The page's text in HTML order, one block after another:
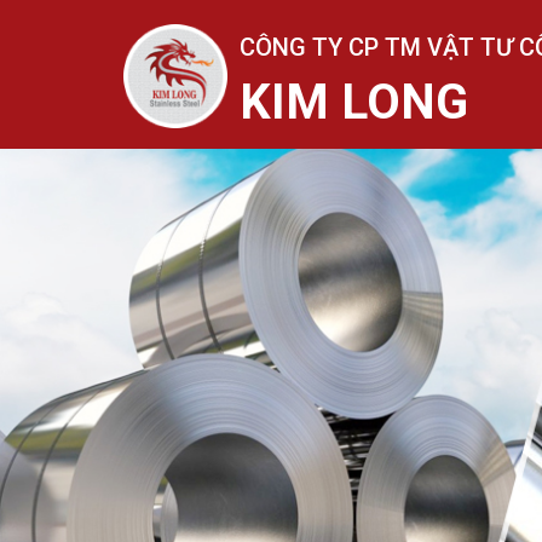
CÔNG TY CP TM VẬT TƯ
KIM LONG